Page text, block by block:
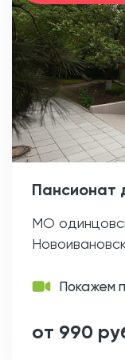
Пансионат
МО
Покажем
от 990